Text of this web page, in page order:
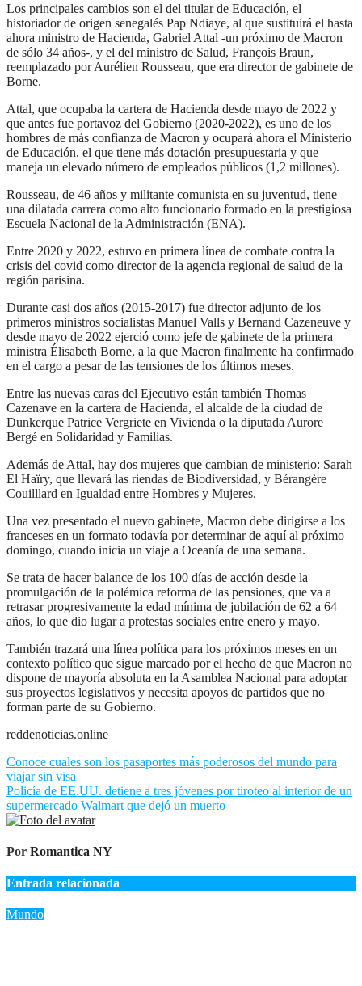
Los principales cambios son el del titular de Educación, el
historiador de origen senegalés Pap Ndiaye, al que sustituirá el hasta
ahora ministro de Hacienda, Gabriel Attal -un próximo de Macron
de sólo 34 años-, y el del ministro de Salud, François Braun,
reemplazado por Aurélien Rousseau, que era director de gabinete de
Borne.
Attal, que ocupaba la cartera de Hacienda desde mayo de 2022 y
que antes fue portavoz del Gobierno (2020-2022), es uno de los
hombres de más confianza de Macron y ocupará ahora el Ministerio
de Educación, el que tiene más dotación presupuestaria y que
maneja un elevado número de empleados públicos (1,2 millones).
Rousseau, de 46 años y militante comunista en su juventud, tiene
una dilatada carrera como alto funcionario formado en la prestigiosa
Escuela Nacional de la Administración (ENA).
Entre 2020 y 2022, estuvo en primera línea de combate contra la
crisis del covid como director de la agencia regional de salud de la
región parisina.
Durante casi dos años (2015-2017) fue director adjunto de los
primeros ministros socialistas Manuel Valls y Bernand Cazeneuve y
desde mayo de 2022 ejerció como jefe de gabinete de la primera
ministra Élisabeth Borne, a la que Macron finalmente ha confirmado
en el cargo a pesar de las tensiones de los últimos meses.
Entre las nuevas caras del Ejecutivo están también Thomas
Cazenave en la cartera de Hacienda, el alcalde de la ciudad de
Dunkerque Patrice Vergriete en Vivienda o la diputada Aurore
Bergé en Solidaridad y Familias.
Además de Attal, hay dos mujeres que cambian de ministerio: Sarah
El Haïry, que llevará las riendas de Biodiversidad, y Bérangère
Couilllard en Igualdad entre Hombres y Mujeres.
Una vez presentado el nuevo gabinete, Macron debe dirigirse a los
franceses en un formato todavía por determinar de aquí al próximo
domingo, cuando inicia un viaje a Oceanía de una semana.
Se trata de hacer balance de los 100 días de acción desde la
promulgación de la polémica reforma de las pensiones, que va a
retrasar progresivamente la edad mínima de jubilación de 62 a 64
años, lo que dio lugar a protestas sociales entre enero y mayo.
También trazará una línea política para los próximos meses en un
contexto político que sigue marcado por el hecho de que Macron no
dispone de mayoría absoluta en la Asamblea Nacional para adoptar
sus proyectos legislativos y necesita apoyos de partidos que no
forman parte de su Gobierno.
reddenoticias.online
Navegación
de
entradas
Conoce cuales son los pasaportes más poderosos del mundo para
viajar sin visa
Policía de EE.UU. detiene a tres jóvenes por tiroteo al interior de un
supermercado Walmart que dejó un muerto
Por Romantica NY
Entrada relacionada
Mundo